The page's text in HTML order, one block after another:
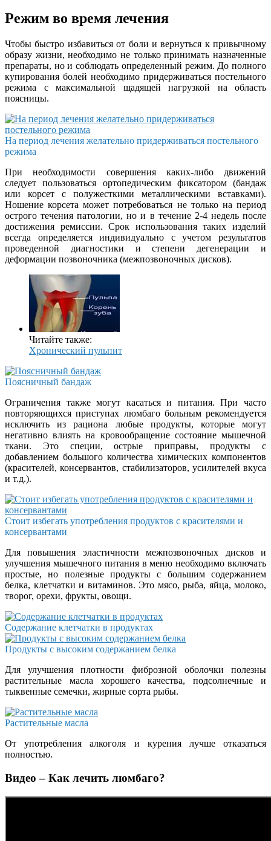
Режим во время лечения
Чтобы быстро избавиться от боли и вернуться к привычному
образу жизни, необходимо не только принимать назначенные
препараты, но и соблюдать определенный режим. До полного
купирования болей необходимо придерживаться постельного
режима с максимальной щадящей нагрузкой на область
поясницы.
На период лечения желательно придерживаться постельного
режима
При необходимости совершения каких-либо движений
следует пользоваться ортопедическим фиксатором (бандаж
или корсет с полужесткими металлическими вставками).
Ношение корсета может потребоваться не только на период
острого течения патологии, но и в течение 2-4 недель после
достижения ремиссии. Срок использования таких изделий
всегда определяется индивидуально с учетом результатов
проведенной диагностики и степени дегенерации и
деформации позвоночника (межпозвоночных дисков).
Читайте также:
Хронический пульпит
Поясничный бандаж
Ограничения также могут касаться и питания. При часто
повторяющихся приступах люмбаго больным рекомендуется
исключить из рациона любые продукты, которые могут
негативно влиять на кровообращение состояние мышечной
ткани. Это специи, острые приправы, продукты с
добавлением большого количества химических компонентов
(красителей, консервантов, стабилизаторов, усилителей вкуса
и т.д.).
Стоит избегать употребления продуктов с красителями и
консервантами
Для повышения эластичности межпозвоночных дисков и
улучшения мышечного питания в меню необходимо включать
простые, но полезные продукты с большим содержанием
белка, клетчатки и витаминов. Это мясо, рыба, яйца, молоко,
творог, орехи, фрукты, овощи.
Содержание клетчатки в продуктах
Продукты с высоким содержанием белка
Для улучшения плотности фиброзной оболочки полезны
растительные масла хорошего качества, подсолнечные и
тыквенные семечки, жирные сорта рыбы.
Растительные масла
От употребления алкоголя и курения лучше отказаться
полностью.
Видео – Как лечить люмбаго?